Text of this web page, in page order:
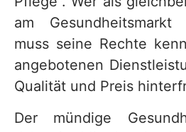
am
muss seine Rechte
angebotenen
Qualität und Preis
Der mündige